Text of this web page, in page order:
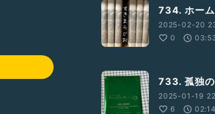
734. ホー
2025-02-20
0
733. 孤独の
2025-01-19
6
02:14